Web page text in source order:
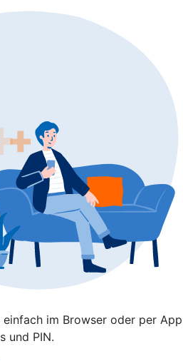
im Browser oder per App
und PIN.